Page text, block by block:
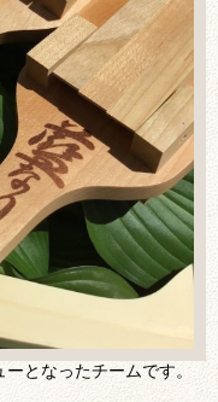
となったチームです。